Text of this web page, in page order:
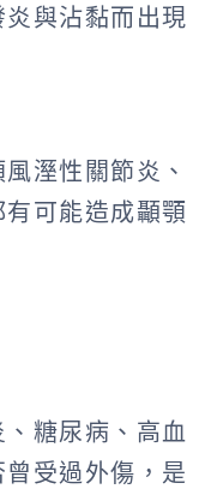
與沾黏而出現
溼性關節炎、
可能造成顳顎
糖尿病、高血
受過外傷，是